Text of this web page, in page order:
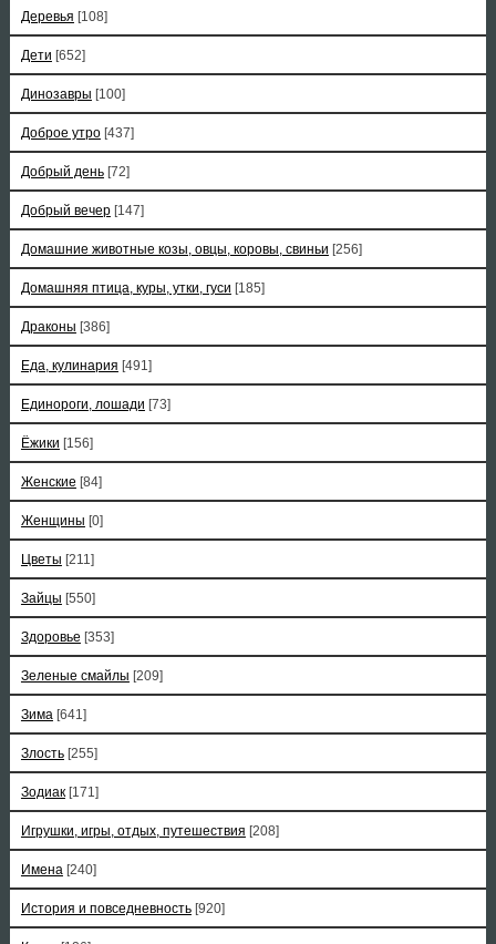
Деревья [108]
Дети [652]
Динозавры [100]
Доброе утро [437]
Добрый день [72]
Добрый вечер [147]
Домашние животные козы, овцы, коровы, свиньи [256]
Домашняя птица, куры, утки, гуси [185]
Драконы [386]
Еда, кулинария [491]
Единороги, лошади [73]
Ёжики [156]
Женские [84]
Женщины [0]
Цветы [211]
Зайцы [550]
Здоровье [353]
Зеленые смайлы [209]
Зима [641]
Злость [255]
Зодиак [171]
Игрушки, игры, отдых, путешествия [208]
Имена [240]
История и повседневность [920]